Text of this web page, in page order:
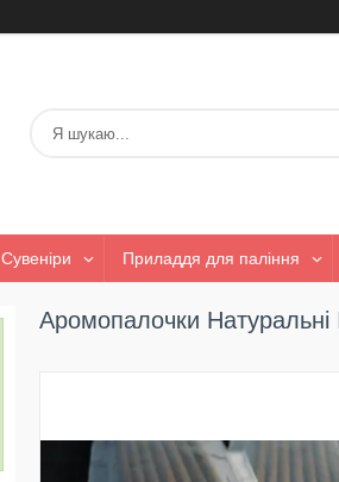
Сувеніри Приладдя для паління
Аромопалочки Натуральні